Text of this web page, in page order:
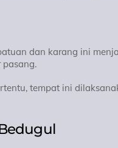
dan karang ini
tempat ini